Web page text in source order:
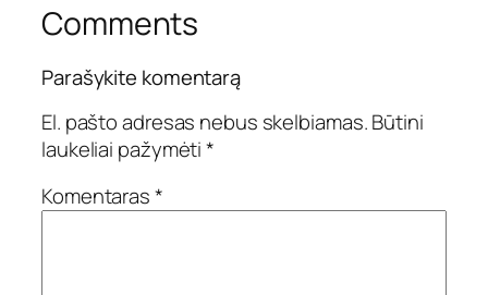
Comments
Parašykite komentarą
El. pašto adresas nebus skelbiamas.Būtini
laukeliai pažymėti*
Komentaras*